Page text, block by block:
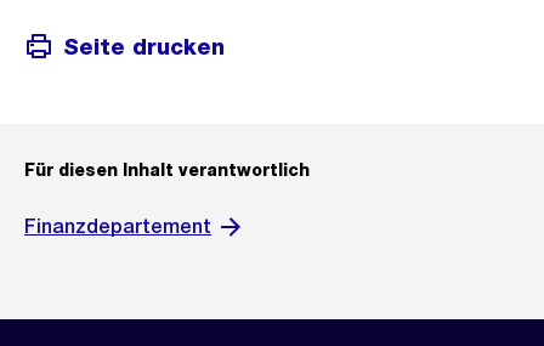
Seite drucken
Für diesen Inhalt verantwortlich
Finanzdepartement